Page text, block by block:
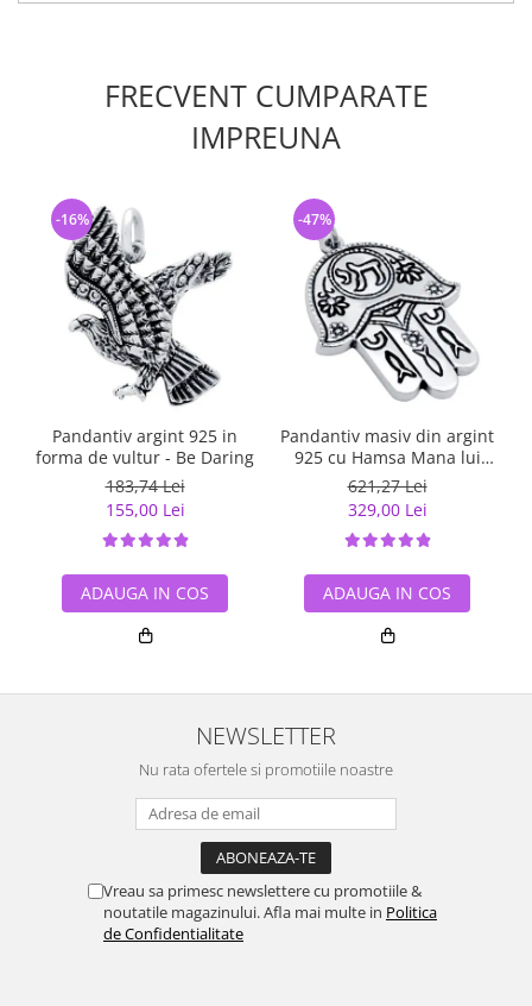
FRECVENT CUMPARATE
IMPREUNA
Pandantiv argint 925 in
forma de vultur - Be Daring
183,74 Lei
155,00 Lei
-16%
ADAUGA IN COS
Pandantiv masiv din argint
925 cu Hamsa Mana lui
Fatima
621,27 Lei
329,00 Lei
-47%
ADAUGA IN COS
NEWSLETTER
Nu rata ofertele si promotiile noastre
Vreau sa primesc newslettere cu promotiile &
noutatile magazinului. Afla mai multe in Politica
de Confidentialitate